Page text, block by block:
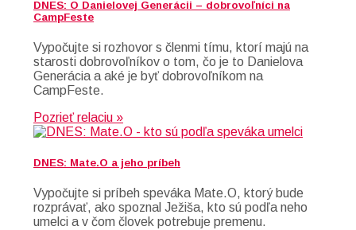
DNES: O Danielovej Generácii – dobrovoľníci na
CampFeste
Vypočujte si rozhovor s členmi tímu, ktorí majú na
starosti dobrovoľníkov o tom, čo je to Danielova
Generácia a aké je byť dobrovoľníkom na
CampFeste.
Pozrieť relaciu »
DNES: Mate.O a jeho príbeh
Vypočujte si príbeh speváka Mate.O, ktorý bude
rozprávať, ako spoznal Ježiša, kto sú podľa neho
umelci a v čom človek potrebuje premenu.